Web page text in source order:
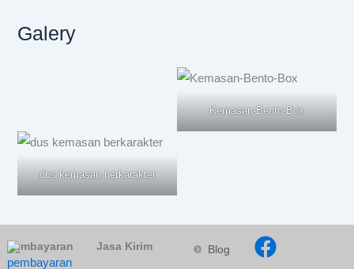
Galery
Kemasan-Bento-Box
dus kemasan berkarakter
Pembayaran Jasa Kirim Blog